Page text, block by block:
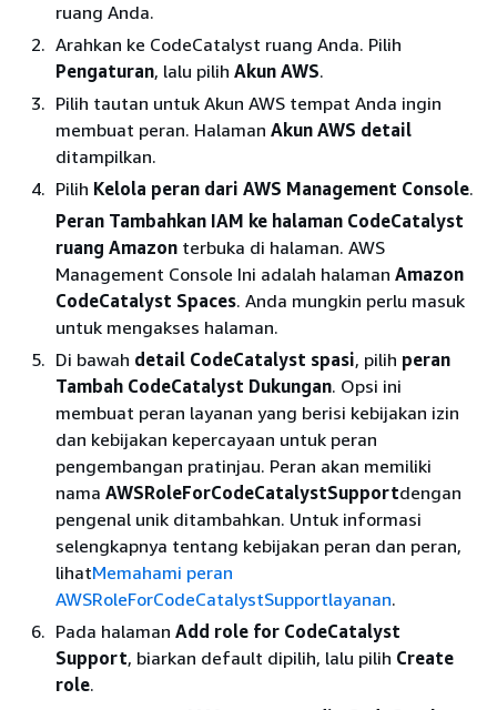
ruang Anda.
Arahkan ke CodeCatalyst ruang Anda. Pilih
Pengaturan, lalu pilih Akun AWS.
Pilih tautan untuk Akun AWS tempat Anda ingin
membuat peran. Halaman Akun AWS detail
ditampilkan.
Pilih Kelola peran dari AWS Management Console.
Peran Tambahkan IAM ke halaman CodeCatalyst
ruang Amazon terbuka di halaman. AWS
Management Console Ini adalah halaman Amazon
CodeCatalyst Spaces. Anda mungkin perlu masuk
untuk mengakses halaman.
Di bawah detail CodeCatalyst spasi, pilih peran
Tambah CodeCatalyst Dukungan. Opsi ini
membuat peran layanan yang berisi kebijakan izin
dan kebijakan kepercayaan untuk peran
pengembangan pratinjau. Peran akan memiliki
nama AWSRoleForCodeCatalystSupportdengan
pengenal unik ditambahkan. Untuk informasi
selengkapnya tentang kebijakan peran dan peran,
lihatMemahami peran
AWSRoleForCodeCatalystSupportlayanan.
Pada halaman Add role for CodeCatalyst
Support, biarkan default dipilih, lalu pilih Create
role.